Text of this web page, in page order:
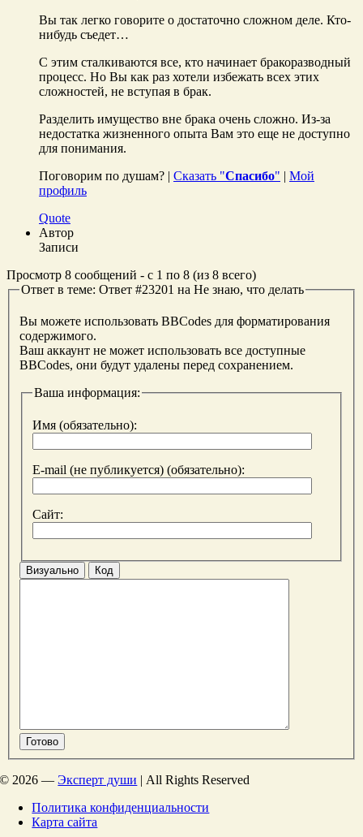
Вы так легко говорите о достаточно сложном деле. Кто-
нибудь съедет…
С этим сталкиваются все, кто начинает бракоразводный
процесс. Но Вы как раз хотели избежать всех этих
сложностей, не вступая в брак.
Разделить имущество вне брака очень сложно. Из-за
недостатка жизненного опыта Вам это еще не доступно
для понимания.
Поговорим по душам? | Сказать "Спасибо" | Мой
профиль
Quote
Автор
Записи
Просмотр 8 сообщений - с 1 по 8 (из 8 всего)
Ответ в теме: Ответ #23201 на Не знаю, что делать
Вы можете использовать BBCodes для форматирования
содержимого.
Ваш аккаунт не может использовать все доступные
BBCodes, они будут удалены перед сохранением.
Ваша информация:
Имя (обязательно):
E-mail (не публикуется) (обязательно):
Сайт:
Визуально Код
Готово
© 2026 —Эксперт души | All Rights Reserved
Политика конфиденциальности
Карта сайта